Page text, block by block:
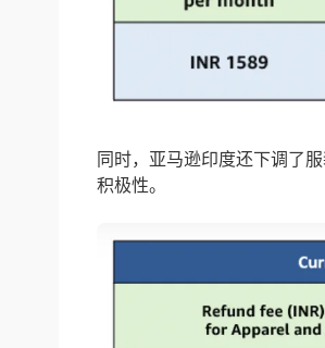
同时，亚马逊印度还下调了
积极性。